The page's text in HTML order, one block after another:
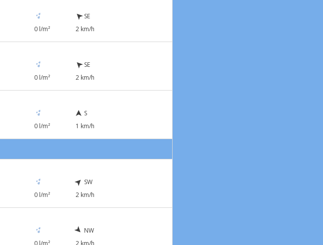
0 l/m²
SE
2 km/h
0 l/m²
SE
2 km/h
0 l/m²
S
1 km/h
0 l/m²
SW
2 km/h
0 l/m²
NW
2 km/h